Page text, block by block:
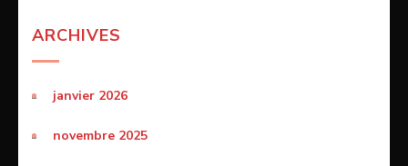
ARCHIVES
janvier 2026
novembre 2025